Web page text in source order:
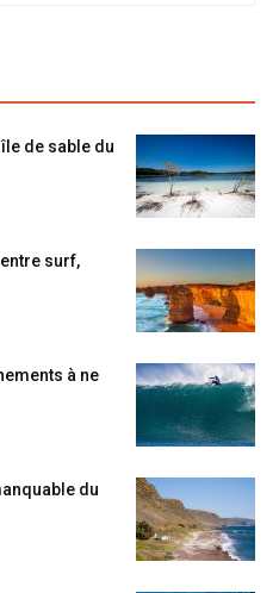
de sable du
surf,
à ne
du